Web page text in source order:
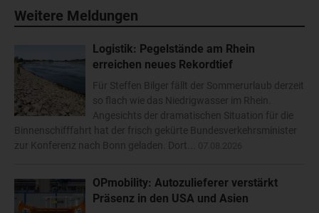
Weitere Meldungen
Logistik: Pegelstände am Rhein
erreichen neues Rekordtief
Für Steffen Bilger fällt der Sommerurlaub derzeit
so flach wie das Niedrigwasser im Rhein.
Angesichts der dramatischen Situation für die
Binnenschifffahrt hat der frisch gekürte Bundesverkehrsminister
zur Konferenz nach Bonn geladen. Dort...
OPmobility: Autozulieferer verstärkt
Präsenz in den USA und Asien